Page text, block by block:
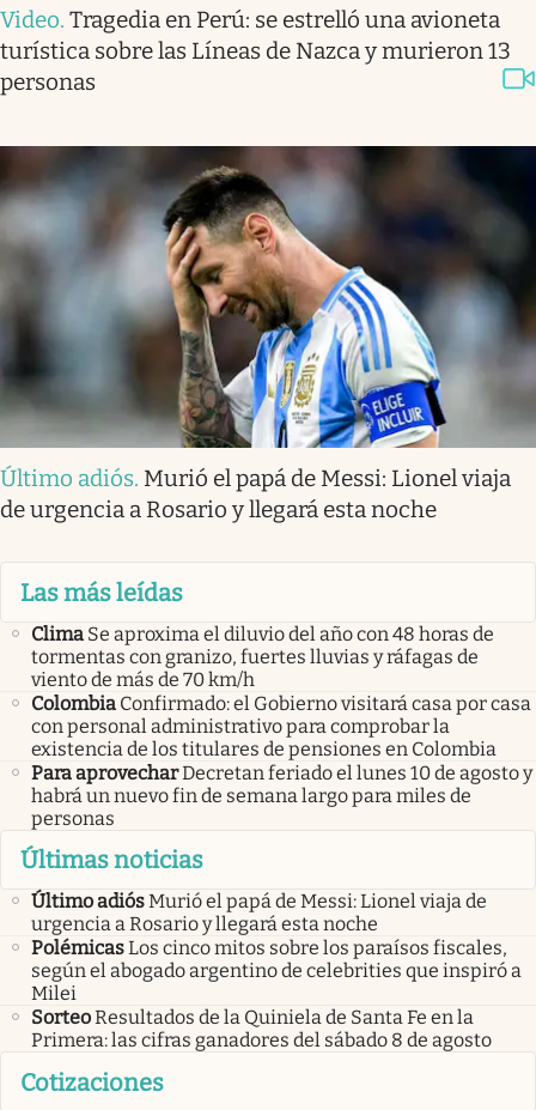
Video. Tragedia en Perú: se estrelló una avioneta
turística sobre las Líneas de Nazca y murieron 13
personas
Último adiós. Murió el papá de Messi: Lionel viaja
de urgencia a Rosario y llegará esta noche
Las más leídas
Clima Se aproxima el diluvio del año con 48 horas de
tormentas con granizo, fuertes lluvias y ráfagas de
viento de más de 70 km/h
Colombia Confirmado: el Gobierno visitará casa por casa
con personal administrativo para comprobar la
existencia de los titulares de pensiones en Colombia
Para aprovecharDecretan feriado el lunes 10 de agosto y
habrá un nuevo fin de semana largo para miles de
personas
Últimas noticias
Último adiósMurió el papá de Messi: Lionel viaja de
urgencia a Rosario y llegará esta noche
PolémicasLos cinco mitos sobre los paraísos fiscales,
según el abogado argentino de celebrities que inspiró a
Milei
SorteoResultados de la Quiniela de Santa Fe en la
Primera: las cifras ganadores del sábado 8 de agosto
Cotizaciones